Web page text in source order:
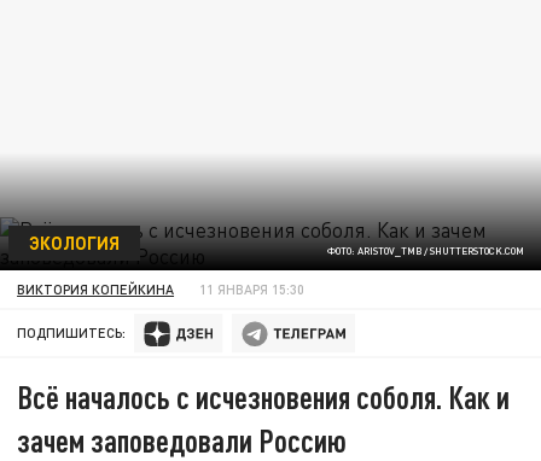
ФОТО: ARISTOV_TMB / SHUTTERSTOCK.COM
ЭКОЛОГИЯ
ВИКТОРИЯ КОПЕЙКИНА 11 ЯНВАРЯ 15:30
ПОДПИШИТЕСЬ:
Всё началось с исчезновения соболя. Как и
зачем заповедовали Россию